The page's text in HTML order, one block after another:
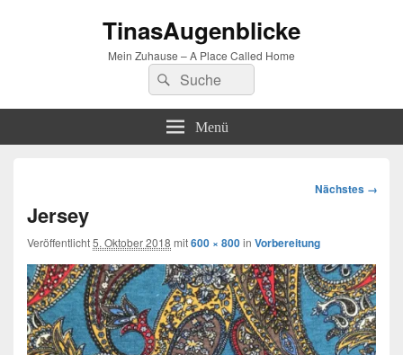
TinasAugenblicke
Mein Zuhause – A Place Called Home
Suchen
nach:
Suchen
Menü
Bilder-
Nächstes →
Jersey
Veröffentlicht5. Oktober 2018 mit600 × 800in Vorbereitung